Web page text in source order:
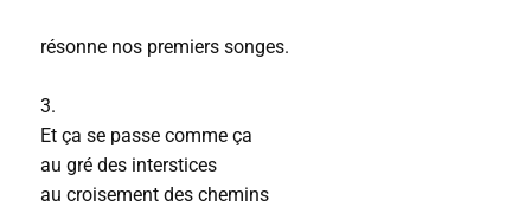
résonne nos premiers songes.
3.
Et ça se passe comme ça
au gré des interstices
au croisement des chemins